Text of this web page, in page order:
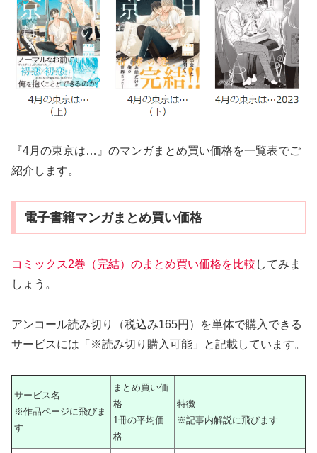
『4月の東京は…』のマンガまとめ買い価格を一覧表でご
紹介します。
電子書籍マンガまとめ買い価格
コミックス2巻（完結）のまとめ買い価格を比較 してみま
しょう。
アンコール読み切り（税込み165円）を単体で購入できる
サービスには「※読み切り購入可能」と記載しています。
サービス名
※作品ページに飛びま
す
まとめ買い価
格
1冊の平均価
格
特徴
※記事内解説に飛びます